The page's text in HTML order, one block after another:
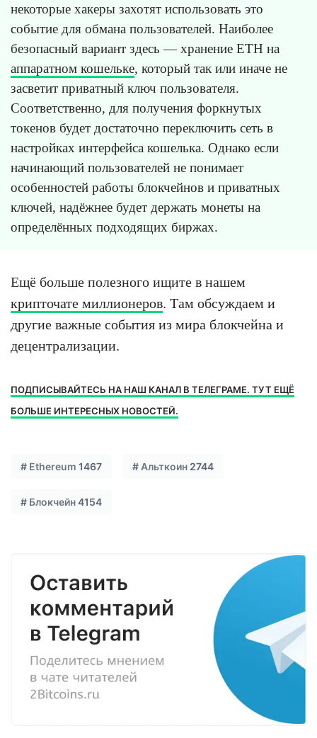
некоторые хакеры захотят использовать это
событие для обмана пользователей. Наиболее
безопасный вариант здесь — хранение ETH на
аппаратном кошельке, который так или иначе не
засветит приватный ключ пользователя.
Соответственно, для получения форкнутых
токенов будет достаточно переключить сеть в
настройках интерфейса кошелька. Однако если
начинающий пользователей не понимает
особенностей работы блокчейнов и приватных
ключей, надёжнее будет держать монеты на
определённых подходящих биржах.
Ещё больше полезного ищите в нашем
крипточате миллионеров. Там обсуждаем и
другие важные события из мира блокчейна и
децентрализации.
ПОДПИСЫВАЙТЕСЬ НА НАШ КАНАЛ В ТЕЛЕГРАМЕ. ТУТ ЕЩЁ
БОЛЬШЕ ИНТЕРЕСНЫХ НОВОСТЕЙ.
# Ethereum 1467 # Альткоин 2744
# Блокчейн4154